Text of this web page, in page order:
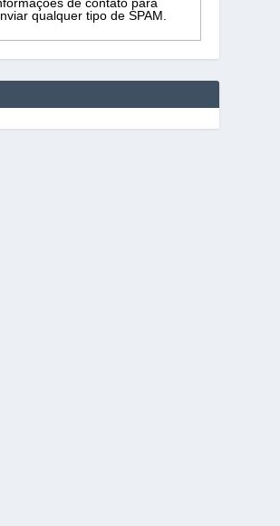
qualquer tipo de SPAM.